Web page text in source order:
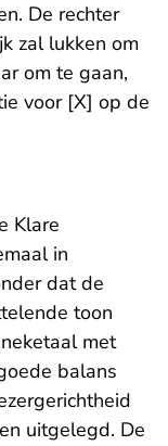
De rechter
zal lukken om
om te gaan,
voor [X] op de
Klare
in
dat de
toon
met
balans
uitgelegd. De